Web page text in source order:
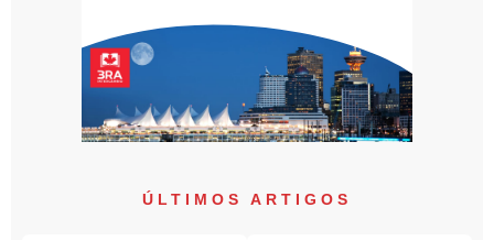
ÚLTIMOS ARTIGOS